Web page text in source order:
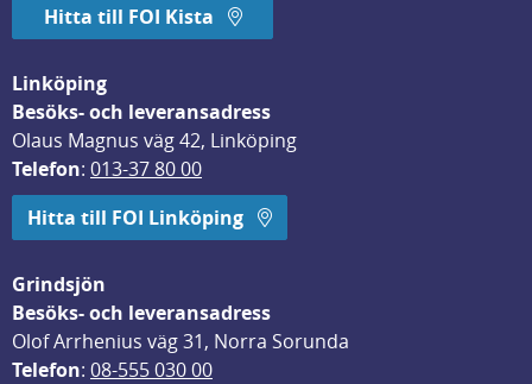
Hitta till FOI Kista
Linköping
Besöks- och leveransadress
Olaus Magnus väg 42, Linköping
Telefon: 013-37 80 00
Hitta till FOI Linköping
Grindsjön
Besöks- och leveransadress
Olof Arrhenius väg 31, Norra Sorunda
Telefon: 08-555 030 00